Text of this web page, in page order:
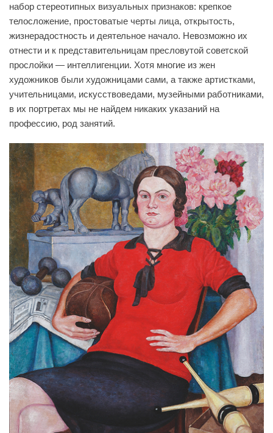
набор стереотипных визуальных признаков: крепкое
телосложение, простоватые черты лица, открытость,
жизнерадостность и деятельное начало. Невозможно их
отнести и к представительницам пресловутой советской
прослойки — интеллигенции. Хотя многие из жен
художников были художницами сами, а также артистками,
учительницами, искусствоведами, музейными работниками,
в их портретах мы не найдем никаких указаний на
профессию, род занятий.